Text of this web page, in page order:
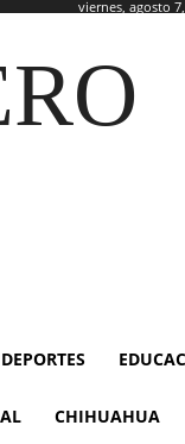
viernes, agosto
DEPORTES
CHIHUAHUA